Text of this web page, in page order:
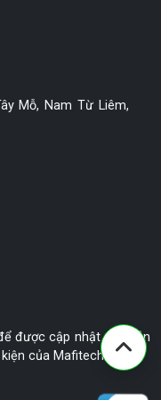
Mỗ, Nam Từ Liêm,
được cập nhật các bản
của Mafitech.